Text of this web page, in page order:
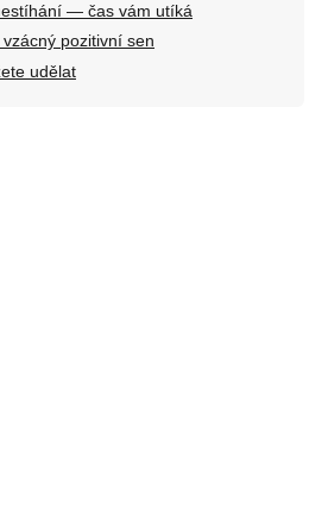
— čas vám utíká
pozitivní sen
udělat